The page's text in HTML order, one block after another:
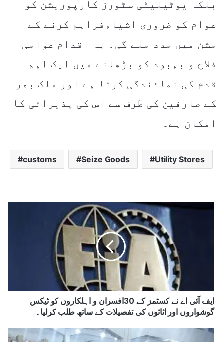
بلکہ یوٹیلیٹی سٹورز کارپوریشن کو
عوام کو ضروری اشیاءفراہم کرنے کے
مشن میں مدد ملے گی۔ یہ اقدام عوامی
فلاح و بہبود کو بڑھانے میں ایک اہم
قدم کی نمائندگی کرتا ہے اور ملک بھر
کے صارفین کی طرف سے اس کی پذیرائی کا
امکان ہے۔
customs Seize Goods Utility Stores
ایف آئی اے نے کسٹمز کے 30افسران و اہلکاروں کو ٹیکس
گوشواروں اور اثاثوں کی تفصیلات کے ساتھ طلب کرلیا۔